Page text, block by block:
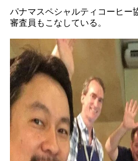
パナマスペシャルティコーヒー
審査員もこなしている。